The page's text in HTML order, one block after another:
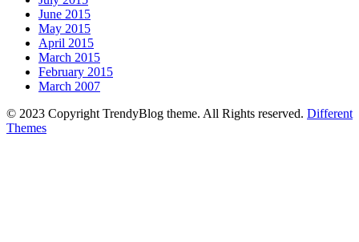
June 2015
May 2015
April 2015
March 2015
February 2015
March 2007
© 2023 Copyright TrendyBlog theme. All Rights reserved. Different
Themes